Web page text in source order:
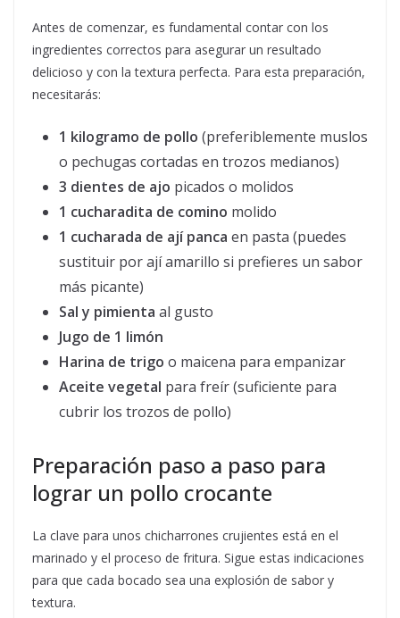
Antes de comenzar, es fundamental contar con los
ingredientes correctos para asegurar un resultado
delicioso y con la textura perfecta. Para esta preparación,
necesitarás:
1 kilogramo de pollo (preferiblemente muslos
o pechugas cortadas en trozos medianos)
3 dientes de ajo picados o molidos
1 cucharadita de comino molido
1 cucharada de ají panca en pasta (puedes
sustituir por ají amarillo si prefieres un sabor
más picante)
Sal y pimienta al gusto
Jugo de 1 limón
Harina de trigo o maicena para empanizar
Aceite vegetal para freír (suficiente para
cubrir los trozos de pollo)
Preparación paso a paso para
lograr un pollo crocante
La clave para unos chicharrones crujientes está en el
marinado y el proceso de fritura. Sigue estas indicaciones
para que cada bocado sea una explosión de sabor y
textura.